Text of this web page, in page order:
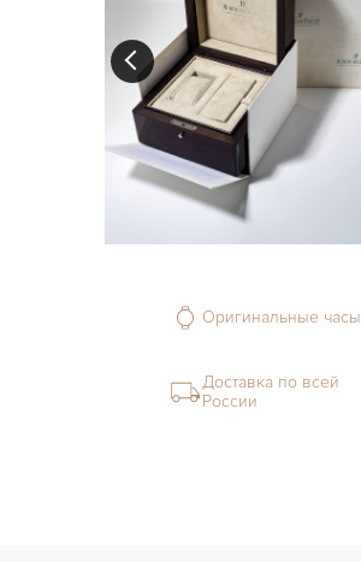
Оригинальные часы
Доставка по всей
России